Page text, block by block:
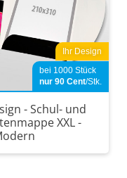
Ihr Design
bei 1000 Stück
nur 90 Cent/Stk.
- Schul- und
XXL -